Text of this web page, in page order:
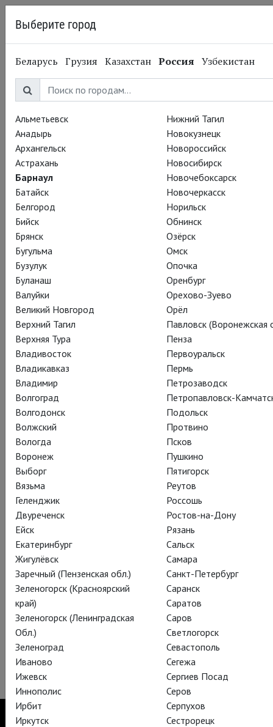
15.07.2015 Театр «Олд Вик»
Суровое испытание. С
21 июля
А до встречи с Ричардом Армитиджем в «Суровом
испытании» осталась меньше недели.
Драма Артура Миллера о судебном процессе над
«салемскими ведьмами» сделала его фигурантом «черного
списка» Голливуда из-за параллели с деятельностью
Комиссии сенатора Маккарти. Это не помешало Миллеру
получить за это произведение премию Тони и Дональдсона
и дать толчок повсеместному использованию поднятых им
тем.
«Суровое испытание»
– с 21го июля на экранах TheatreHD!
P.S. Подписывайтесь на наш инстаграм, кто еще не:
@cool_connections
Выберите город
Беларусь Грузия Казахстан Россия Узбекистан
Альметьевск
Анадырь
Архангельск
Астрахань
Барнаул
Батайск
Белгород
Бийск
Брянск
Бугульма
Бузулук
Буланаш
Валуйки
Великий Новгород
Верхний Тагил
Верхняя Тура
Владивосток
Владикавказ
Владимир
Волгоград
Волгодонск
Волжский
Вологда
Воронеж
Выборг
Вязьма
Геленджик
Двуреченск
Ейск
Екатеринбург
Жигулёвск
Заречный (Пензенская обл.)
Зеленогорск (Красноярский
край)
Зеленогорск (Ленинградская
Обл.)
Зеленоград
Иваново
Ижевск
Иннополис
Ирбит
Иркутск
Нижний Тагил
Новокузнецк
Новороссийск
Новосибирск
Новочебоксарск
Новочеркасск
Норильск
Обнинск
Озёрск
Омск
Опочка
Оренбург
Орехово-Зуево
Орёл
Павловск (Воронежская
Пенза
Первоуральск
Пермь
Петрозаводск
Петропавловск-
Подольск
Протвино
Псков
Пушкино
Пятигорск
Реутов
Россошь
Ростов-на-Дону
Рязань
Сальск
Самара
Санкт-Петербург
Саранск
Саратов
Саров
Светлогорск
Севастополь
Сегежа
Сергиев Посад
Серов
Серпухов
Сестрорецк